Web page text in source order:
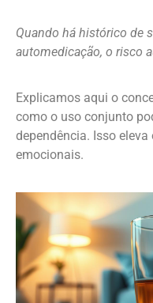
Quando há histórico de
automedicação, o risco
Explicamos aqui o
como o uso conjunto
dependência. Isso
emocionais.